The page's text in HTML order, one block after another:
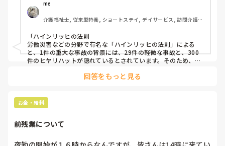
朝事務所が来た際に色んなことを聞かれました。
僕は悪くないことを自分自身でもわかっているのですが尋問
されてる気分になり少し疲れました。
事故が起きる度に罪悪感だったり責任だったり、休みの日に
急変してないかなど不安になります。
あとは外傷などで自分が気付けていなかった箇所などあった
皆様の事故発生時の対応とマインドセット伝授を乞いたいで
me
介護福祉士, 従来型特養, ショートステイ, デイサービス, 訪問介護,
「ハインリッヒの法則
労働災害などの分野で有名な「ハインリッヒの法則」による
と、1件の重大な事故の背景には、29件の軽微な事故と、300
件のヒヤリハットが隠れているとされています。そのため、ヒ
故を防ぐための鍵となります。」
休みの日は、考えたり思い出したら止めます。何か別の事に集
中しましょう。趣味などで自分の居場所が複数あるとストレス
います。
回答をもっと見る
お金・給料
前残業について